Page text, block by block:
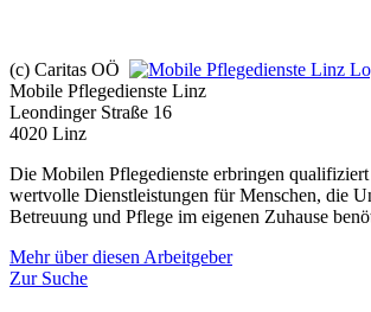
(c) Caritas OÖ
Mobile Pflegedienste Linz
Leondinger Straße 16
4020 Linz
Die Mobilen Pflegedienste erbringen
wertvolle Dienstleistungen für Menschen, die
Betreuung und Pflege im eigenen Zuhause
Mehr über diesen Arbeitgeber
Zur Suche